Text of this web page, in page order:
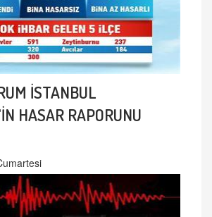
İSTANBUL
HASAR RAPORUNU